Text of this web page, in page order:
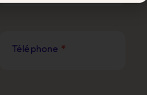
Téléphone *